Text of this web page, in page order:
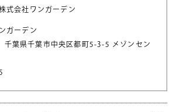
式会社ワンガーデン
ガーデン
葉県千葉市中央区都町5-3-5 メゾンセン